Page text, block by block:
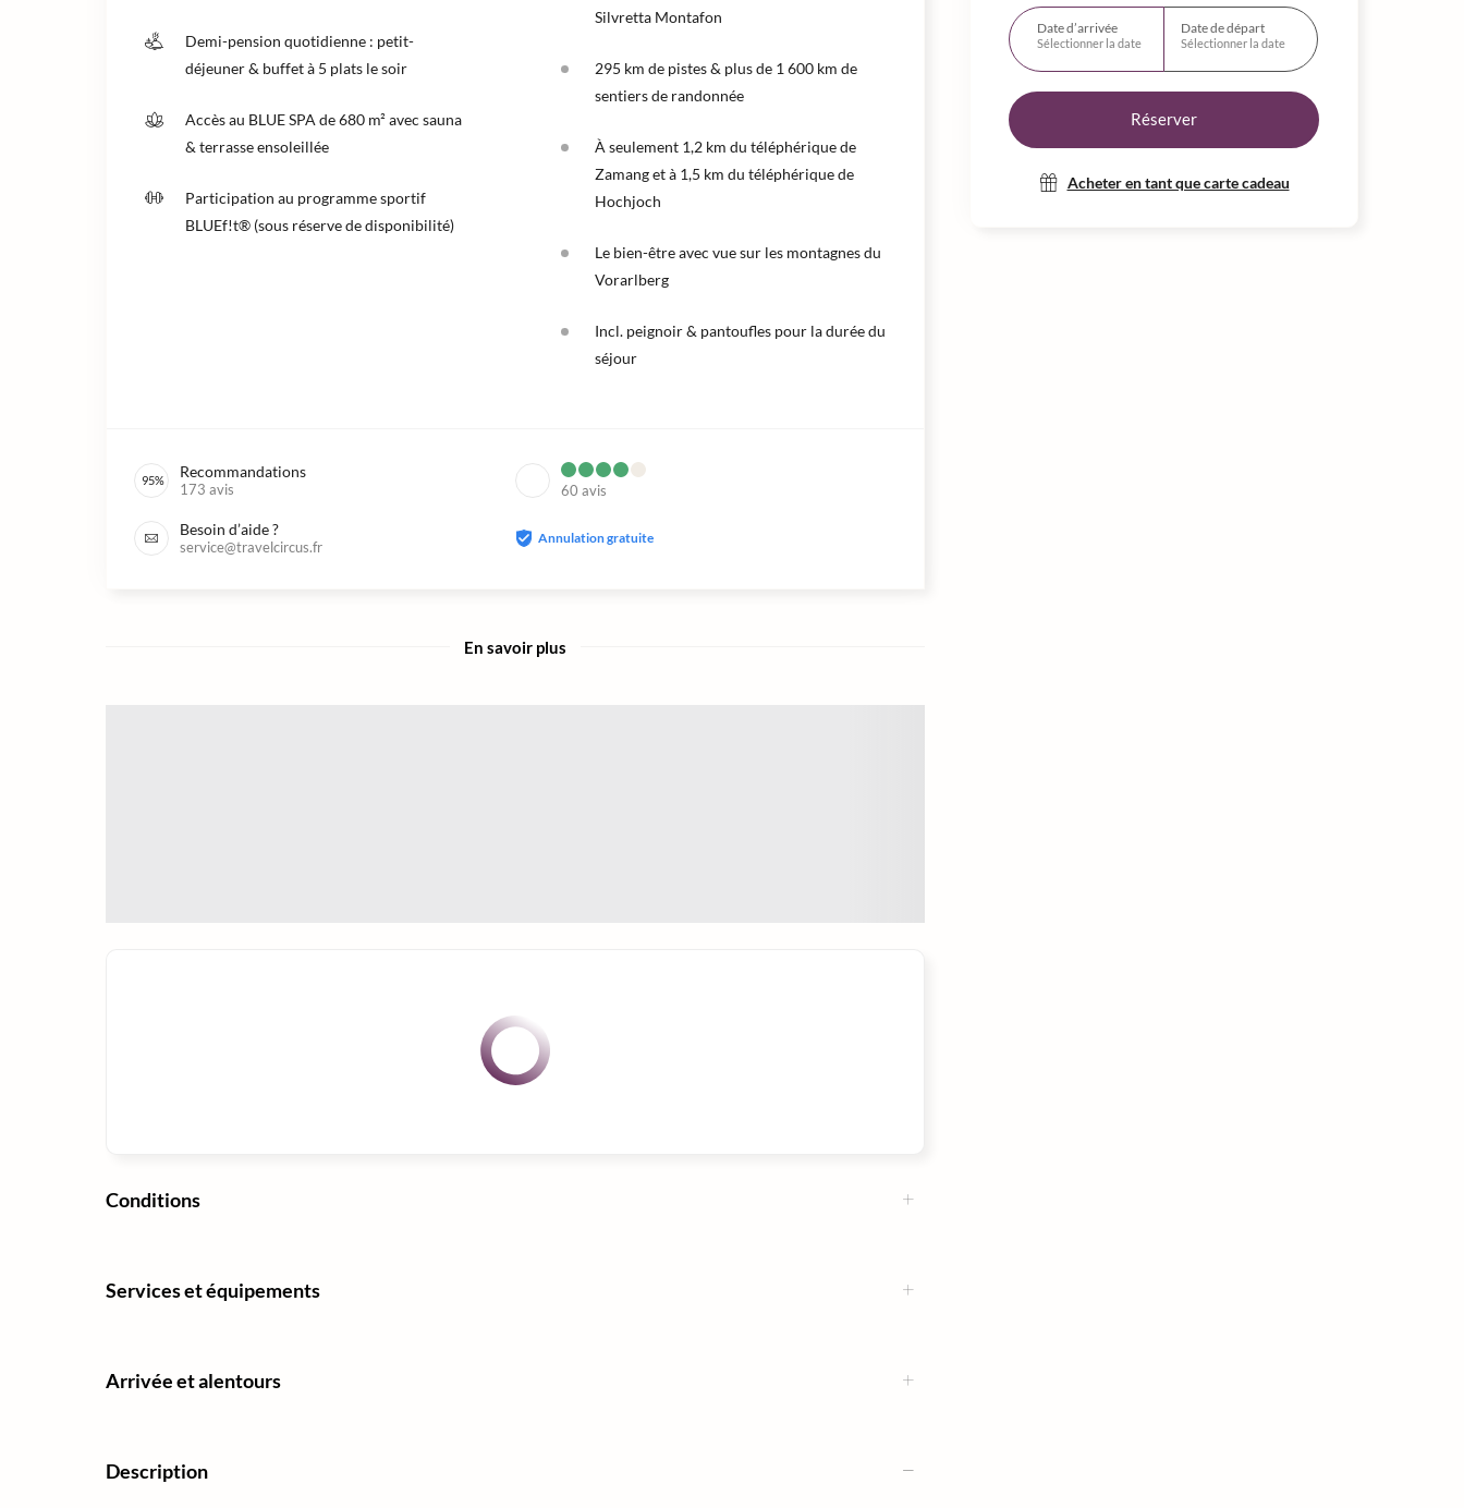
Date d’arrivée
Sélectionner la date
Date de départ
Sélectionner la date
Réserver
Acheter en tant que carte cadeau
Demi-pension quotidienne : petit-
déjeuner & buffet à 5 plats le soir
Accès au BLUE SPA de 680 m² avec sauna
& terrasse ensoleillée
Participation au programme sportif
BLUEf!t® (sous réserve de disponibilité)
Silvretta Montafon
295 km de pistes & plus de 1 600 km de
sentiers de randonnée
À seulement 1,2 km du téléphérique de
Zamang et à 1,5 km du téléphérique de
Hochjoch
Le bien-être avec vue sur les montagnes du
Vorarlberg
Incl. peignoir & pantoufles pour la durée du
séjour
95% Recommandations
173 avis 60 avis
Besoin d’aide ?
service@travelcircus.fr
Annulation gratuite
En savoir plus
Conditions
Services et équipements
Arrivée et alentours
Description